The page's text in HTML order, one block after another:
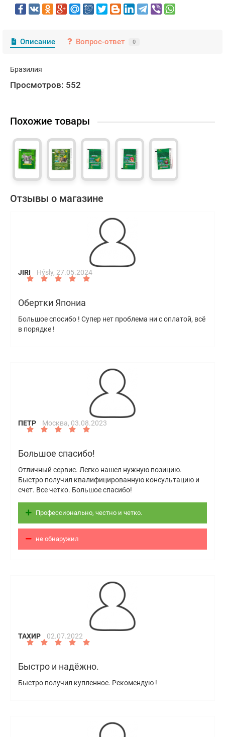
Описание Вопрос-ответ 0
Бразилия
Просмотров: 552
Похожие товары
Отзывы о магазине
JIRI Hýsly, 27.05.2024
Обертки Япониа
Большое спосибо ! Супер нет проблема ни с оплатой, всё
в порядке !
ПЕТР Москва, 03.08.2023
Большое спасибо!
Отличный сервис. Легко нашел нужную позицию.
Быстро получил квалифицированную консультацию и
счет. Все четко. Большое спасибо!
Профессионально, честно и четко.
не обнаружил
ТАХИР 02.07.2022
Быстро и надёжно.
Быстро получил купленное. Рекомендую !